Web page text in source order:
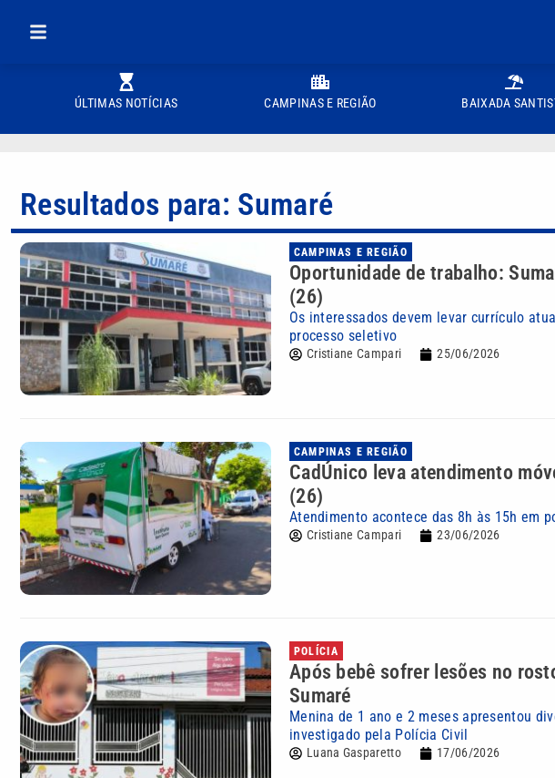
ÚLTIMAS NOTÍCIAS CAMPINAS E REGIÃO BAIXADA
Resultados para: Sumaré
CAMPINAS E REGIÃO
Oportunidade de trabalho:
(26)
Os interessados devem levar currículo
processo seletivo
Cristiane Campari 25/06/2026
CAMPINAS E REGIÃO
CadÚnico leva atendimento
(26)
Atendimento acontece das 8h às 15h em
Cristiane Campari 23/06/2026
POLÍCIA
Após bebê sofrer lesões no
Sumaré
Menina de 1 ano e 2 meses apresentou
investigado pela Polícia Civil
Luana Gasparetto 17/06/2026